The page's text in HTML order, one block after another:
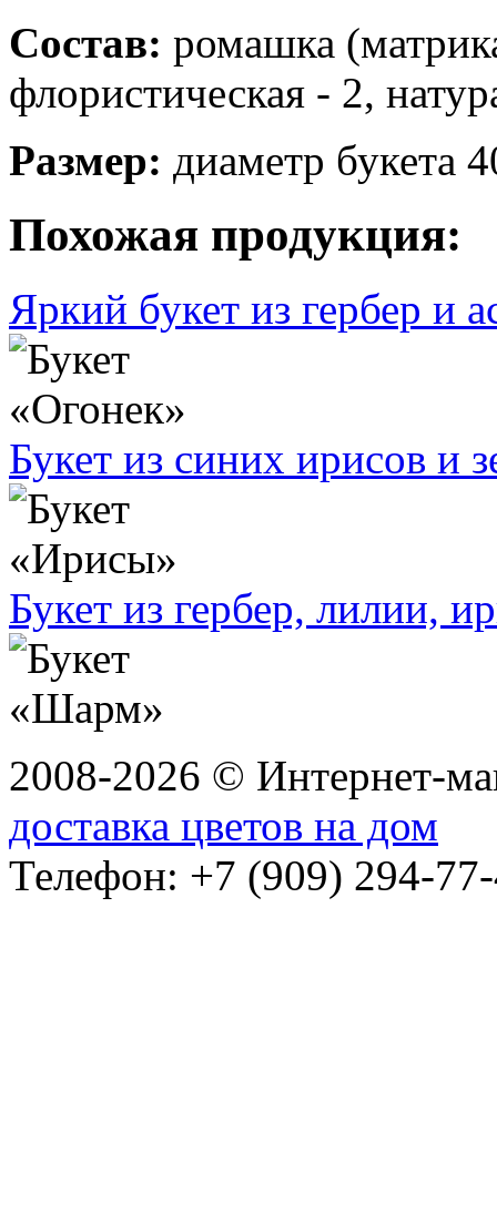
Состав: ромашка
флористическая - 2,
Размер: диаметр букета
Похожая продукция:
Яркий букет из гербер и
Букет из синих ирисов и
Букет из гербер, лилии,
2008-2026 © Интернет-
доставка цветов на дом
Телефон: +7 (909) 294-